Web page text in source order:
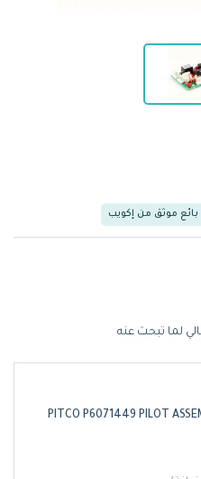
بائع موثق من إكويب
لما تبحث عنه
PITCO P6071449 PILOT